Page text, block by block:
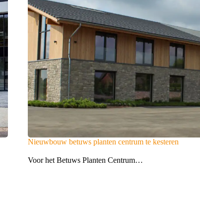
Nieuwbouw betuws planten centrum te kesteren
Voor het Betuws Planten Centrum…